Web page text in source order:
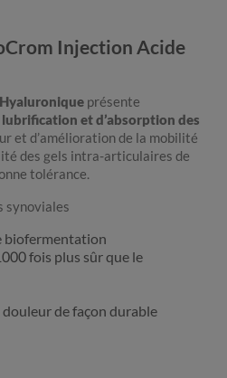
Injection Acide
présente
et d’absorption des
et d’amélioration de la mobilité
des gels intra-articulaires de
tolérance.
synoviales
biofermentation
fois plus sûr que le
de façon durable